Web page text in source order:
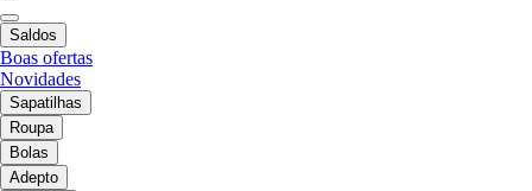
Saldos
Boas ofertas
Novidades
Sapatilhas
Roupa
Bolas
Adepto